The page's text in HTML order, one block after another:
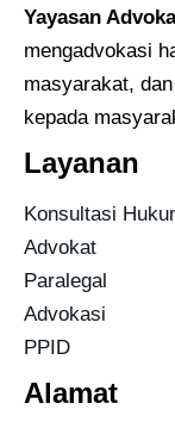
Yayasan
mengadvokasi
masyarakat,
kepada
Layanan
Konsultasi
Advokat
Paralegal
Advokasi
PPID
Alamat